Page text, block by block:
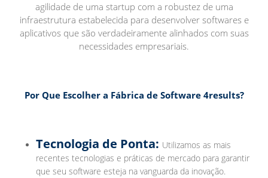
agilidade de uma startup com a robustez de uma
infraestrutura estabelecida para desenvolver softwares e
aplicativos que são verdadeiramente alinhados com suas
necessidades empresariais.
Por Que Escolher a Fábrica de Software 4results?
Tecnologia de Ponta: Utilizamos as mais
recentes tecnologias e práticas de mercado para garantir
que seu software esteja na vanguarda da inovação.